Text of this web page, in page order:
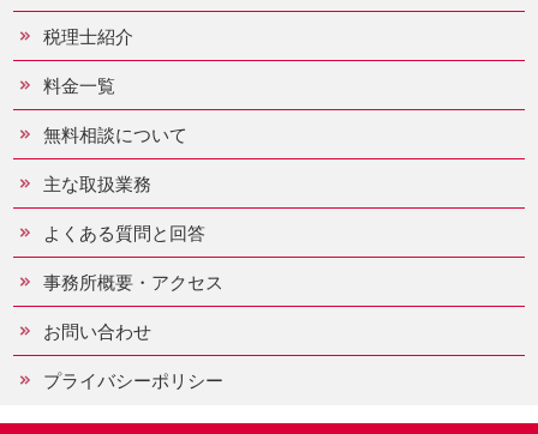
税理士紹介
料金一覧
無料相談について
主な取扱業務
よくある質問と回答
事務所概要・アクセス
お問い合わせ
プライバシーポリシー